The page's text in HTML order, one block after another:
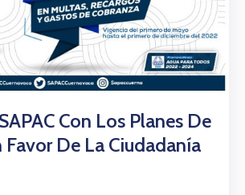
Con Los Planes De
De La Ciudadanía